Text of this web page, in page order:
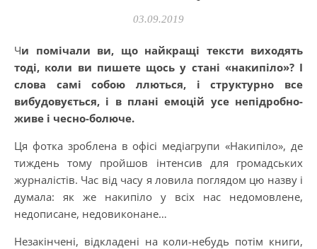
03.09.2019
Чи помічали ви, що найкращі тексти виходять
тоді, коли ви пишете щось у стані «накипіло»? І
слова самі собою ллються, і структурно все
вибудовується, і в плані емоцій усе непідробно-
живе і чесно-болюче.
Ця фотка зроблена в офісі медіагрупи «Накипіло», де
тиждень тому пройшов інтенсив для громадських
журналістів. Час від часу я ловила поглядом цю назву і
думала: як же накипіло у всіх нас недомовлене,
недописане, недовиконане…
Незакінчені, відкладені на коли-небудь потім книги,